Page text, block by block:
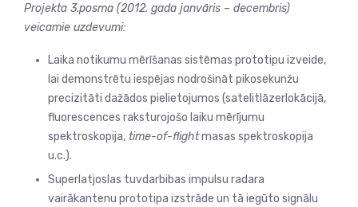
Projekta 3.posma (2012. gada janvāris – decembris)
veicamie uzdevumi:
Laika notikumu mērīšanas sistēmas prototipu izveide,
lai demonstrētu iespējas nodrošināt pikosekunžu
precizitāti dažādos pielietojumos (satelitlāzerlokācijā,
fluorescences raksturojošo laiku mērījumu
spektroskopija, time-of-flightmasas spektroskopija
u.c.).
Superlatjoslas tuvdarbibas impulsu radara
vairākantenu prototipa izstrāde un tā iegūto signālu